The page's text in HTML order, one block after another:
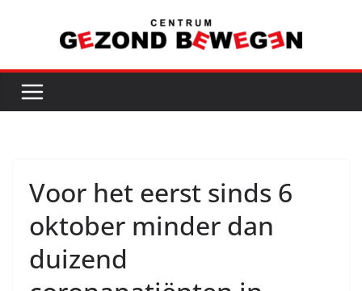
inhoud
Voor het eerst sinds 6
oktober minder dan
duizend